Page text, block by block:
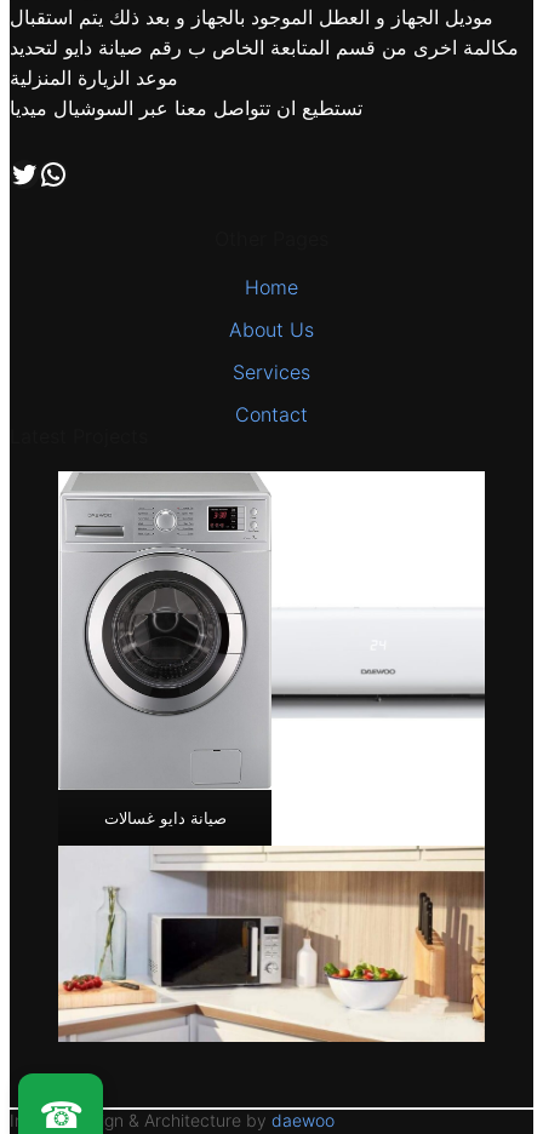
موديل الجهاز و العطل الموجود بالجهاز و بعد ذلك يتم استقبال
مكالمة اخرى من قسم المتابعة الخاص ب رقم صيانة دايو لتحديد
موعد الزيارة المنزلية
تستطيع ان تتواصل معنا عبر السوشيال ميديا
تابعنا علي صفحة التويتر اتصل بنا علي طريق الوتساب
Home
About Us
Services
Contact
صيانة دايو غسالات
Interior Design & Architecture by daewoo
☎